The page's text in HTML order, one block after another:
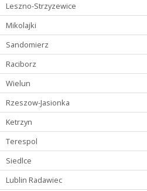
Leszno-Strzyzewice
Mikolajki
Sandomierz
Raciborz
Wielun
Rzeszow-Jasionka
Ketrzyn
Terespol
Siedlce
Lublin Radawiec